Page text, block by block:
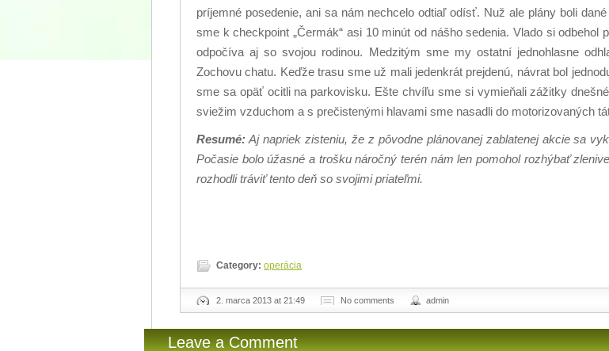
príjemné posedenie, ani sa nám nechcelo odtiaľ odísť. Nuž ale plány boli
sme k checkpoint „Čermák“ asi 10 minút od nášho sedenia. Vlado si
odpočíva aj so svojou rodinou. Medzitým sme my ostatní jednohlasne
Zochovu chatu. Keďže trasu sme už mali jedenkrát prejdenú, návrat bol
sme sa opäť ocitli na parkovisku. Ešte chvíľu sme si vymieňali zážitky
sviežim vzduchom a s prečistenými hlavami sme nasadli do motorizovaných
Resumé: Aj napriek zisteniu, že z pôvodne plánovanej zablatenej akcie sa
Počasie bolo úžasné a trošku náročný terén nám len pomohol rozhýbať
rozhodli tráviť tento deň so svojimi priateľmi.
Category: operácia
2. marca 2013 at 21:49 No comments admin
Leave a Comment